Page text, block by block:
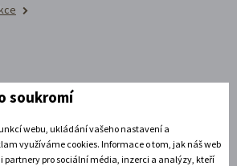
piaristického chrámu
barokní architekturu v
hávu. Obětní stůl dýchá
soukromí
webu, ukládání vašeho nastavení a
využíváme cookies. Informace o tom, jak náš web
partnery pro sociální média, inzerci a analýzy, kteří